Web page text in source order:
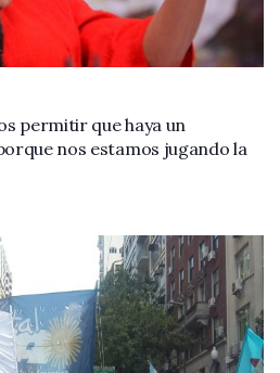
permitir que haya un
nos estamos jugando la